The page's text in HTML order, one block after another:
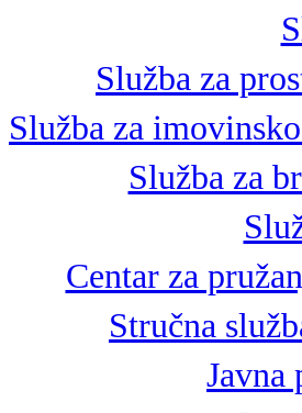
Služba za
Služba za
Služba za
Centar za
Stručna
Javna